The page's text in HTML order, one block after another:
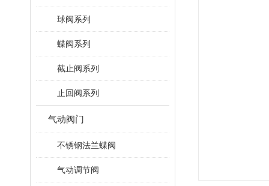
球阀系列
蝶阀系列
截止阀系列
止回阀系列
气动阀门
不锈钢法兰蝶阀
气动调节阀